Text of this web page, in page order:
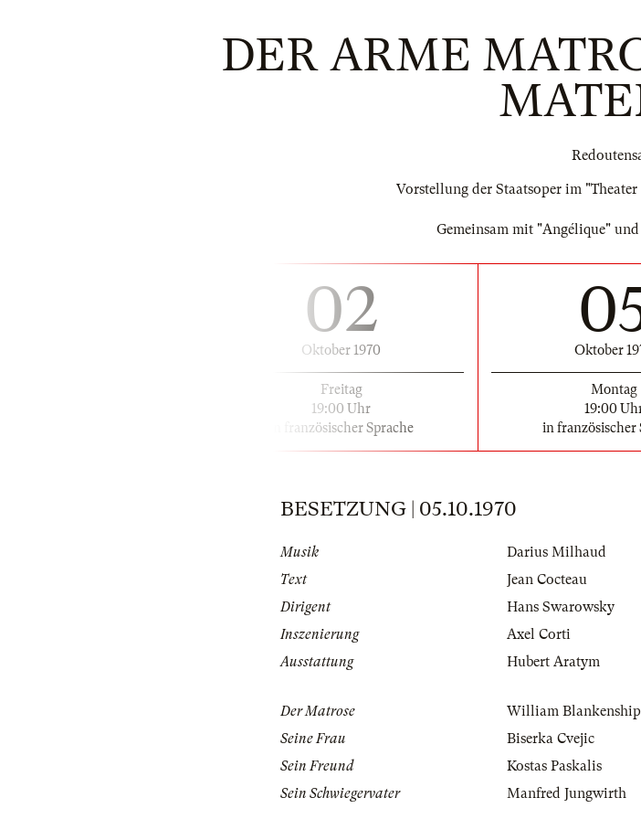
DER ARME
Vorstellung der Staatsoper im
Gemeinsam mit "Angélique"
02
Oktober 1970
Freitag
19:00 Uhr
in französischer Sprache
Oktober
Montag
19:00
in französischer
BESETZUNG | 05.10.1970
Musik
Darius Milhaud
Text
Jean Cocteau
Dirigent
Hans Swarowsky
Inszenierung
Axel Corti
Ausstattung
Hubert Aratym
Der Matrose
William Blankenship
Seine Frau
Biserka Cvejic
Sein Freund
Kostas Paskalis
Sein Schwiegervater
Manfred Jungwirth